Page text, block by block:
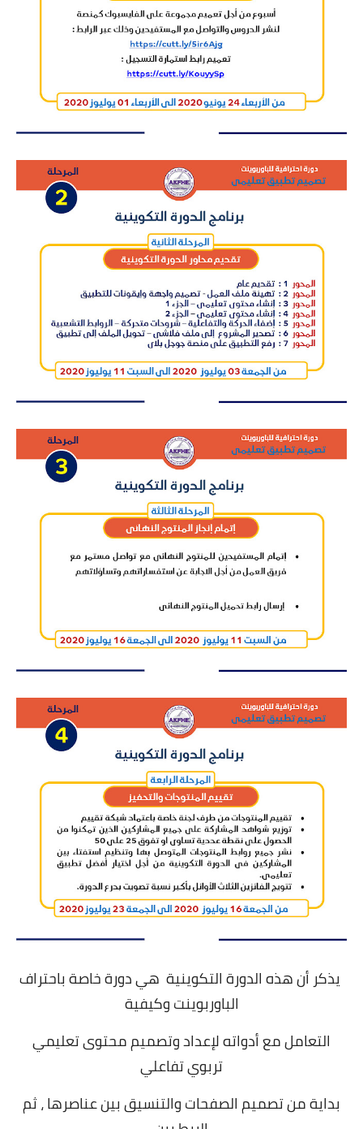
يذكر أن هذه الدورة التكوينية هي دورة خاصة باحتراف
الباوربوينت وكيفية
التعامل مع أدواته لإعداد وتصميم محتوى تعليمي
تربوي تفاعلي
بداية من تصميم الصفحات والتنسيق بين عناصرها ، ثم